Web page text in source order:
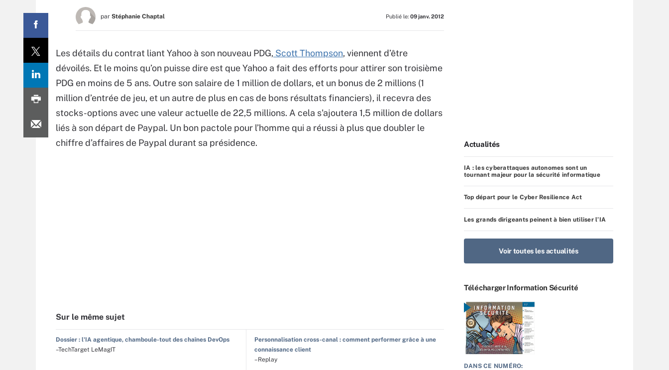
par Stéphanie Chaptal Publié le: 09 janv. 2012
Les détails du contrat liant Yahoo à son nouveau PDG, Scott Thompson, viennent d’être
dévoilés. Et le moins qu’on puisse dire est que Yahoo a fait des efforts pour attirer son troisième
PDG en moins de 5 ans. Outre son salaire de 1 million de dollars, et un bonus de 2 millions (1
million d’entrée de jeu, et un autre de plus en cas de bons résultats financiers), il recevra des
stocks-options avec une valeur actuelle de 22,5 millions. A cela s'ajoutera 1,5 million de dollars
liés à son départ de Paypal. Un bon pactole pour l’homme qui a réussi à plus que doubler le
chiffre d’affaires de Paypal durant sa présidence.
Sur le même sujet
Dossier : l'IA agentique, chamboule-tout des chaînes DevOps
–TechTarget LeMagIT
Personnalisation cross-canal : comment performer grâce à une
connaissance client
–Replay
Actualités
IA : les cyberattaques autonomes sont un
tournant majeur pour la sécurité informatique
Top départ pour le Cyber Resilience Act
Les grands dirigeants peinent à bien utiliser l’IA
Voir toutes les actualités
Télécharger Information Sécurité
DANS CE NUMÉRO: